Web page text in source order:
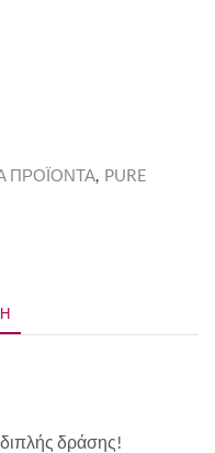
ΠΡΟΪΟΝΤΑ, PURE
διπλής δράσης!